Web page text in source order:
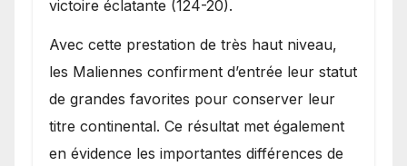
victoire éclatante (124-20).
Avec cette prestation de très haut niveau,
les Maliennes confirment d’entrée leur statut
de grandes favorites pour conserver leur
titre continental. Ce résultat met également
en évidence les importantes différences de